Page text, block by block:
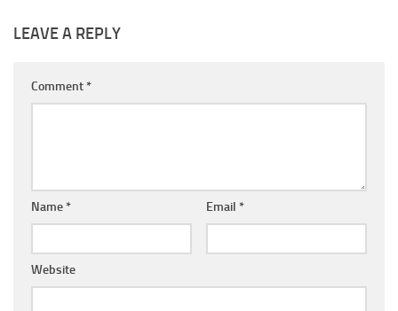
LEAVE A REPLY
Comment *
Name * Email *
Website